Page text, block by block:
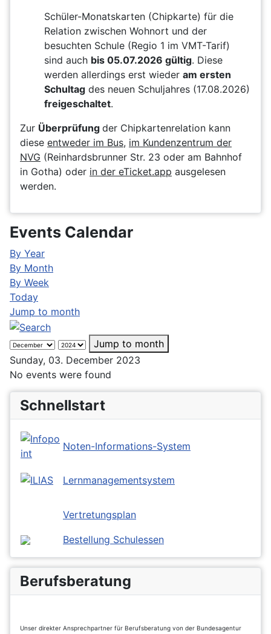
Schüler-Monatskarten (Chipkarte) für die
Relation zwischen Wohnort und der
besuchten Schule (Regio 1 im VMT-Tarif)
sind auch bis 05.07.2026 gültig. Diese
werden allerdings erst wieder am ersten
Schultag des neuen Schuljahres (17.08.2026)
freigeschaltet.
Zur Überprüfung der Chipkartenrelation kann
diese entweder im Bus, im Kundenzentrum der
NVG (Reinhardsbrunner Str. 23 oder am Bahnhof
in Gotha) oder in der eTicket.app ausgelesen
werden.
Events Calendar
By Year
By Month
By Week
Today
Jump to month
Jump to month
Sunday, 03. December 2023
No events were found
Schnellstart
Noten-Informations-System
Lernmanagementsystem
Vertretungsplan
Bestellung Schulessen
Berufsberatung
Unser direkter Ansprechpartner für Berufsberatung von der Bundesagentur